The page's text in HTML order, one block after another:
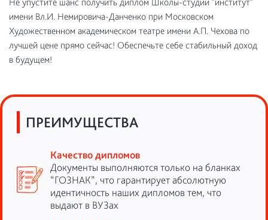
имени Вл.И. Немировича-Данченко при Московском
Художественном академическом театре имени А.П. Чехова по
лучшей цене прямо сейчас! Обеспечьте себе стабильный доход
в будущем!
ПРЕИМУЩЕСТВА
Качество дипломов
Документы выполняются только на бланках
“ГОЗНАК”, что гарантирует абсолютную
идентичность наших дипломов тем, что
выдают в ВУЗах